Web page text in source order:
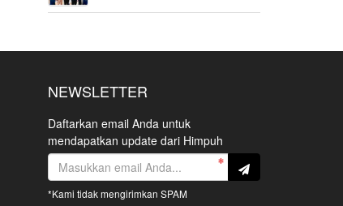
NEWSLETTER
Daftarkan email Anda untuk
mendapatkan update dari Himpuh
*Kami tidak mengirimkan SPAM